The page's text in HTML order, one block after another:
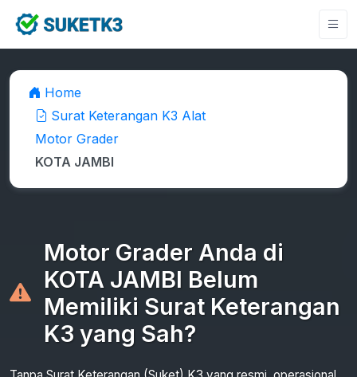
Home
Surat Keterangan K3 Alat
Motor Grader
KOTA JAMBI
Motor Grader Anda di
KOTA JAMBI Belum
Memiliki Surat Keterangan
K3 yang Sah?